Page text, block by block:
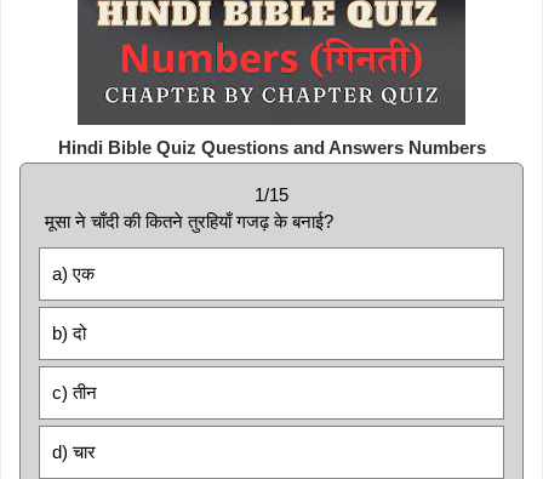
Hindi Bible Quiz Questions and Answers Numbers
1/15
मूसा ने चाँदी की कितने तुरहियाँ गजढ़ के बनाई?
a) एक
b) दो
c) तीन
d) चार